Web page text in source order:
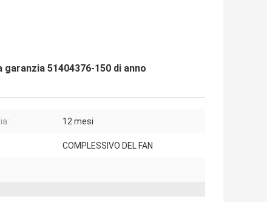
garanzia 51404376-150 di anno
12 mesi
COMPLESSIVO DEL FAN